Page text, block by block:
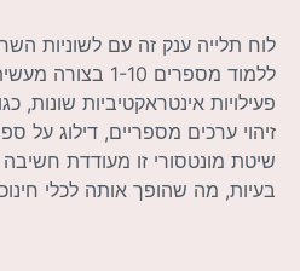
לוח תלייה ענק זה עם לשוניות
ללמוד מספרים 1-
פעילויות אינטראקטיביות שונות,
זיהוי ערכים מספריים, דילוג על
שיטת מונטסורי זו מעודדת חשיבה
בעיות, מה שהופך אותה לכלי